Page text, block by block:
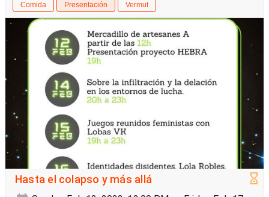
Comida Presentación Vermut
Hasta el colapso y más allá